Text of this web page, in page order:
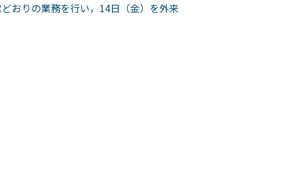
おりの業務を行い，14日（金）を外来